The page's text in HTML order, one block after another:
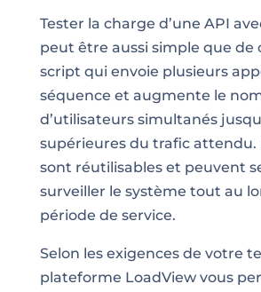
Tester la charge d’une API
peut être aussi simple que de
script qui envoie plusieurs
séquence et augmente le
d’utilisateurs simultanés
supérieures du trafic attendu.
sont réutilisables et peuvent
surveiller le système tout au
période de service.
Selon les exigences de votre
plateforme LoadView vous